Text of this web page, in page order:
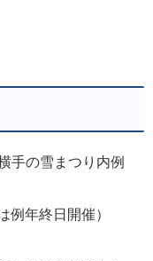
手の雪まつり内例
例年終日開催）